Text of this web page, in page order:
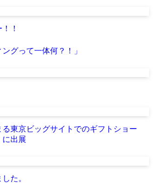
！
ングって一体何？！」
る東京ビッグサイトでのギフトショー
に出展
た。